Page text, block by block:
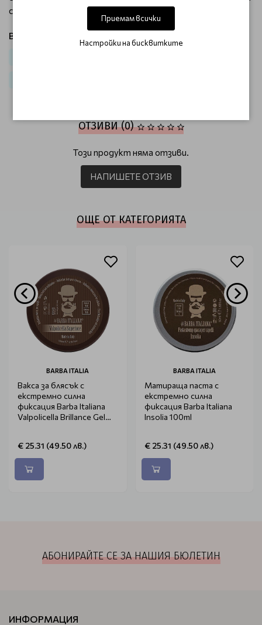
себе си.
Виж продукти от категория:
ОТЗИВИ (0)
Този продукт няма отзиви.
НАПИШЕТЕ ОТЗИВ
ОЩЕ ОТ КАТЕГОРИЯТА
BARBA ITALIA
Вакса за блясък с
екстремно силна
фиксация Barba Italiana
Valpolicella Brillance Gel
€ 25.31 (49.50 лв.)
BARBA ITALIA
Матираща паста с
екстремно силна
фиксация Barba Italiana
Insolia 100ml
€ 25.31 (49.50 лв.)
АБОНИРАЙТЕ СЕ ЗА НАШИЯ БЮЛЕТИН
ИНФОРМАЦИЯ
Приемам всички
Настройки на бисквитките